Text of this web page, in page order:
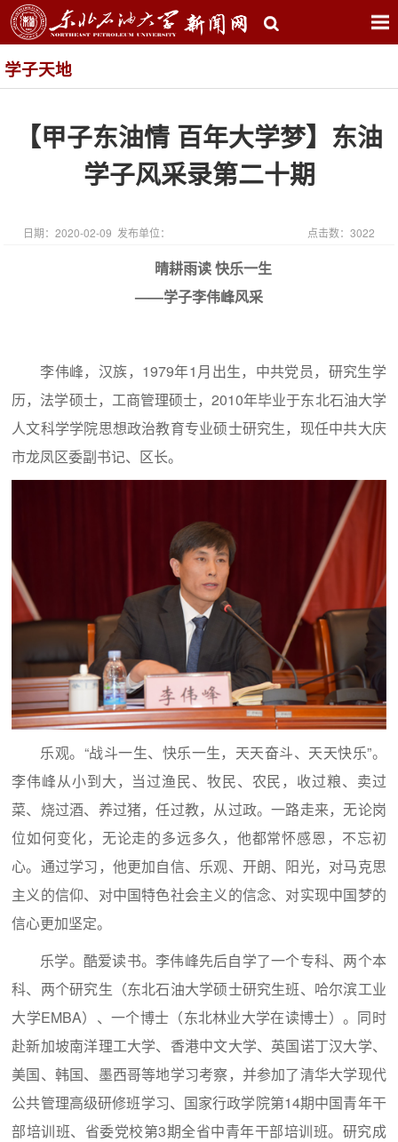
学子天地
【甲子东油情 百年大学梦】东油
学子风采录第二十期
日期：2020-02-09 发布单位： 点击数： 3022
晴耕雨读 快乐一生
——学子李伟峰风采
李伟峰，汉族，1979年1月出生，中共党员，研究生学
历，法学硕士，工商管理硕士，2010年毕业于东北石油大学
人文科学学院思想政治教育专业硕士研究生，现任中共大庆
市龙凤区委副书记、区长。
乐观。“战斗一生、快乐一生，天天奋斗、天天快乐”。
李伟峰从小到大，当过渔民、牧民、农民，收过粮、卖过
菜、烧过酒、养过猪，任过教，从过政。一路走来，无论岗
位如何变化，无论走的多远多久，他都常怀感恩，不忘初
心。通过学习，他更加自信、乐观、开朗、阳光，对马克思
主义的信仰、对中国特色社会主义的信念、对实现中国梦的
信心更加坚定。
乐学。酷爱读书。李伟峰先后自学了一个专科、两个本
科、两个研究生（东北石油大学硕士研究生班、哈尔滨工业
大学EMBA）、一个博士（东北林业大学在读博士）。同时
赴新加坡南洋理工大学、香港中文大学、英国诺丁汉大学、
美国、韩国、墨西哥等地学习考察，并参加了清华大学现代
公共管理高级研修班学习、国家行政学院第14期中国青年干
部培训班、省委党校第3期全省中青年干部培训班。研究成